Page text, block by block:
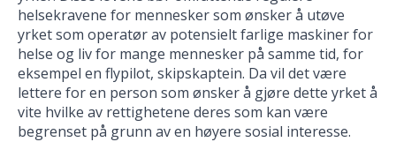
helsekravene for mennesker som ønsker å utøve
yrket som operatør av potensielt farlige maskiner for
helse og liv for mange mennesker på samme tid, for
eksempel en flypilot, skipskaptein. Da vil det være
lettere for en person som ønsker å gjøre dette yrket å
vite hvilke av rettighetene deres som kan være
begrenset på grunn av en høyere sosial interesse.